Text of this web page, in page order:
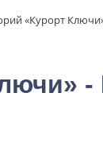
«Курорт